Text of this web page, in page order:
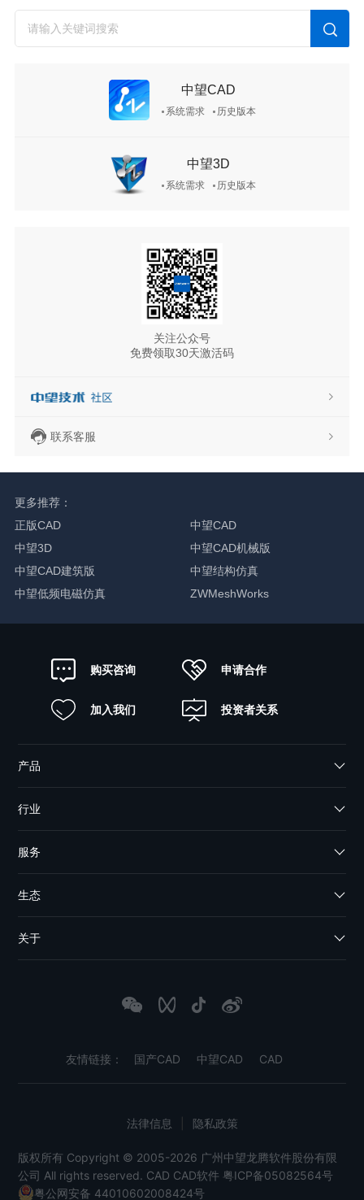
中望CAD
系统需求 历史版本
中望3D
系统需求 历史版本
关注公众号
免费领取30天激活码
联系客服
更多推荐：
正版CAD
中望CAD
中望3D
中望CAD机械版
中望CAD建筑版
中望结构仿真
中望低频电磁仿真
ZWMeshWorks
购买咨询 申请合作
加入我们 投资者关系
产品
行业
服务
生态
关于
友情链接： 国产CAD 中望CAD CAD
版权所有 Copyright © 2005-2026 广州中望龙腾软件股份有限
公司 All rights reserved. CAD CAD软件 粤ICP备05082564号
粤公网安备 44010602008424号
法律信息 隐私政策